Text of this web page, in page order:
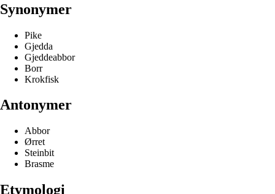
Synonymer
Pike
Gjedda
Gjeddeabbor
Borr
Krokfisk
Antonymer
Abbor
Ørret
Steinbit
Brasme
Etymologi